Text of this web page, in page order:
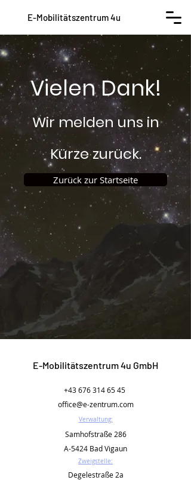
E-Mobilitätszentrum 4u
Vielen Dank!
Wir melden uns in
Kürze zurück.
Zurück zur Startseite
E-Mobilitätszentrum 4u GmbH
+43 676 314 65 45
office@e-zentrum.com
Verwaltung:
Samhofstraße 286
A-5424 Bad Vigaun
Zweigstelle:
Degelestraße 2a